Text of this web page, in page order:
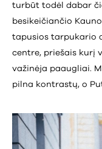
turbūt todėl dabar
besikeičiančio
tapusios tarpukario
centre, priešais kurį
važinėja paaugliai.
pilna kontrastų, o